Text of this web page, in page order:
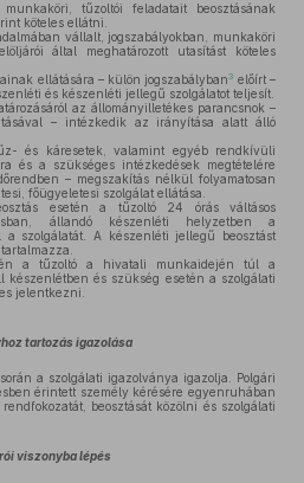
tűzoltói feladatait beosztásának
köteles ellátni.
vállalt, jogszabályokban, munkaköri
által meghatározott utasítást köteles
ellátására – külön jogszabályban3 előírt –
és készenléti jellegű szolgálatot teljesít.
az állományilletékes parancsnok –
– intézkedik az irányítása alatt álló
és káresetek, valamint egyéb rendkívüli
és a szükséges intézkedések megtételére
– megszakítás nélkül folyamatosan
főügyeletesi szolgálat ellátása.
esetén a tűzoltó 24 órás váltásos
állandó készenléti helyzetben a
szolgálatát. A készenléti jellegű beosztást
a tűzoltó a hivatali munkaidején túl a
és szükség esetén a szolgálati
jelentkezni.
tartozás igazolása
a szolgálati igazolványa igazolja. Polgári
érintett személy kérésére egyenruhában
beosztását közölni és szolgálati
viszonyba lépés